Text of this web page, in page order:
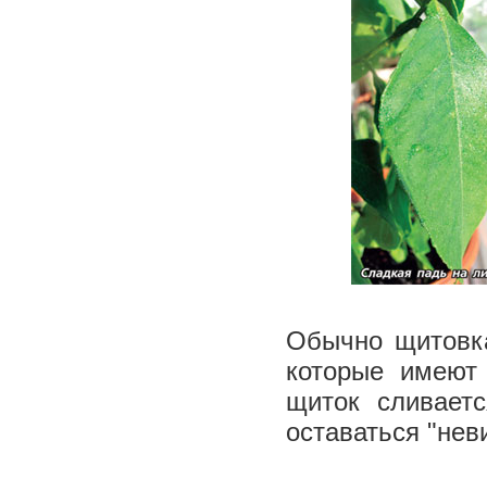
Обычно
которые
щиток
оставаться